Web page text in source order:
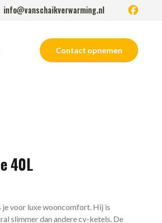
info@vanschaikverwarming.nl facebook
Contact opnemen
40L
je voor luxe wooncomfort. Hij is
slimmer dan andere cv-ketels. De